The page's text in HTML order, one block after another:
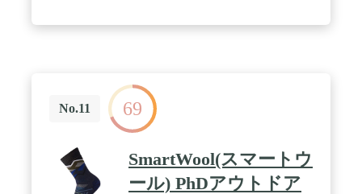
コース等を使用しています。それぞれ高品質のもの
を厳選しており、口に入れても人体に影響がない食
品ベースの原料のため、小さなお子様でも安心して
ご使用頂けます。また、指皮の保護効果があり、小
さな傷口に塗っても沁みません。
No.11 69
SmartWool(スマートウ
ール) PhDアウトドア